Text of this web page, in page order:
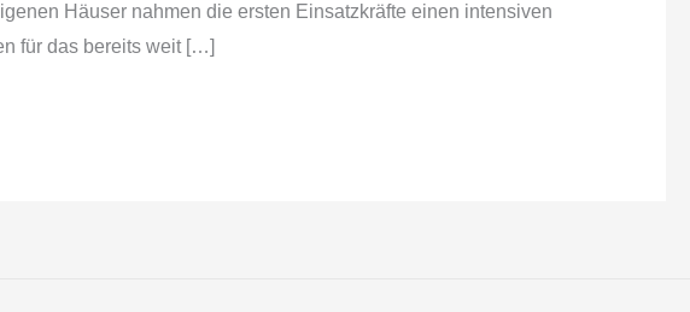
Häuser nahmen die ersten Einsatzkräfte einen intensiven
für das bereits weit […]